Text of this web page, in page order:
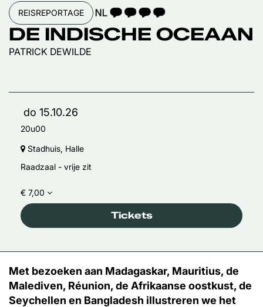
REISREPORTAGE TAALICOON 4
DE INDISCHE OCEAAN
PATRICK DEWILDE
do 15.10.26
20u00
Stadhuis, Halle
Raadzaal - vrije zit
€ 7,00
Tickets
Met bezoeken aan Madagaskar, Mauritius, de
Malediven, Réunion, de Afrikaanse oostkust, de
Seychellen en Bangladesh illustreren we het